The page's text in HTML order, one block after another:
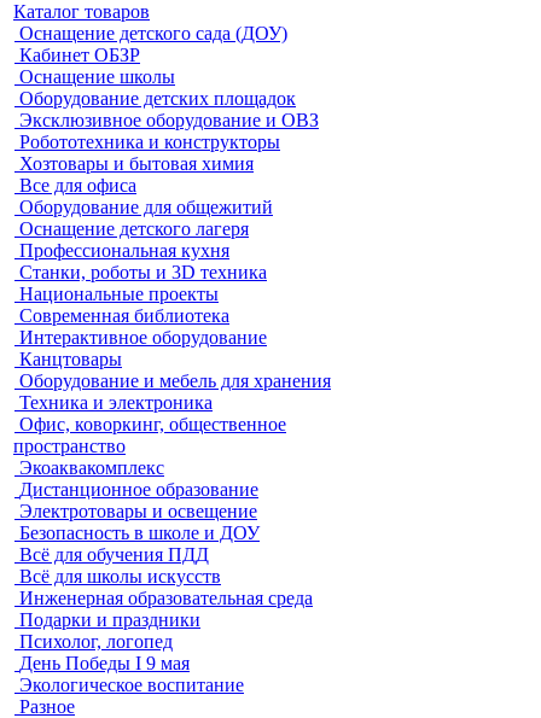
Каталог товаров
Оснащение детского сада (ДОУ)
Кабинет ОБЗР
Оснащение школы
Оборудование детских площадок
Эксклюзивное оборудование и ОВЗ
Робототехника и конструкторы
Хозтовары и бытовая химия
Все для офиса
Оборудование для общежитий
Оснащение детского лагеря
Профессиональная кухня
Станки, роботы и 3D техника
Национальные проекты
Современная библиотека
Интерактивное оборудование
Канцтовары
Оборудование и мебель для хранения
Техника и электроника
Офис, коворкинг, общественное
пространство
Экоаквакомплекс
Дистанционное образование
Электротовары и освещение
Безопасность в школе и ДОУ
Всё для обучения ПДД
Всё для школы искусств
Инженерная образовательная среда
Подарки и праздники
Психолог, логопед
День Победы I 9 мая
Экологическое воспитание
Разное